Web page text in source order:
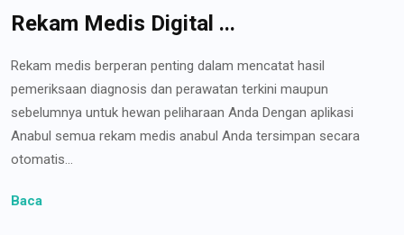
Rekam Medis Digital ...
Rekam medis berperan penting dalam mencatat hasil
pemeriksaan diagnosis dan perawatan terkini maupun
sebelumnya untuk hewan peliharaan Anda Dengan aplikasi
Anabul semua rekam medis anabul Anda tersimpan secara
otomatis...
Baca